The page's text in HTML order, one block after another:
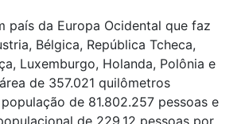
país da Europa Ocidental que faz
Bélgica, República Tcheca,
Luxemburgo, Holanda, Polônia e
de 357.021 quilômetros
de 81.802.257 pessoas e
de 229,12 pessoas por